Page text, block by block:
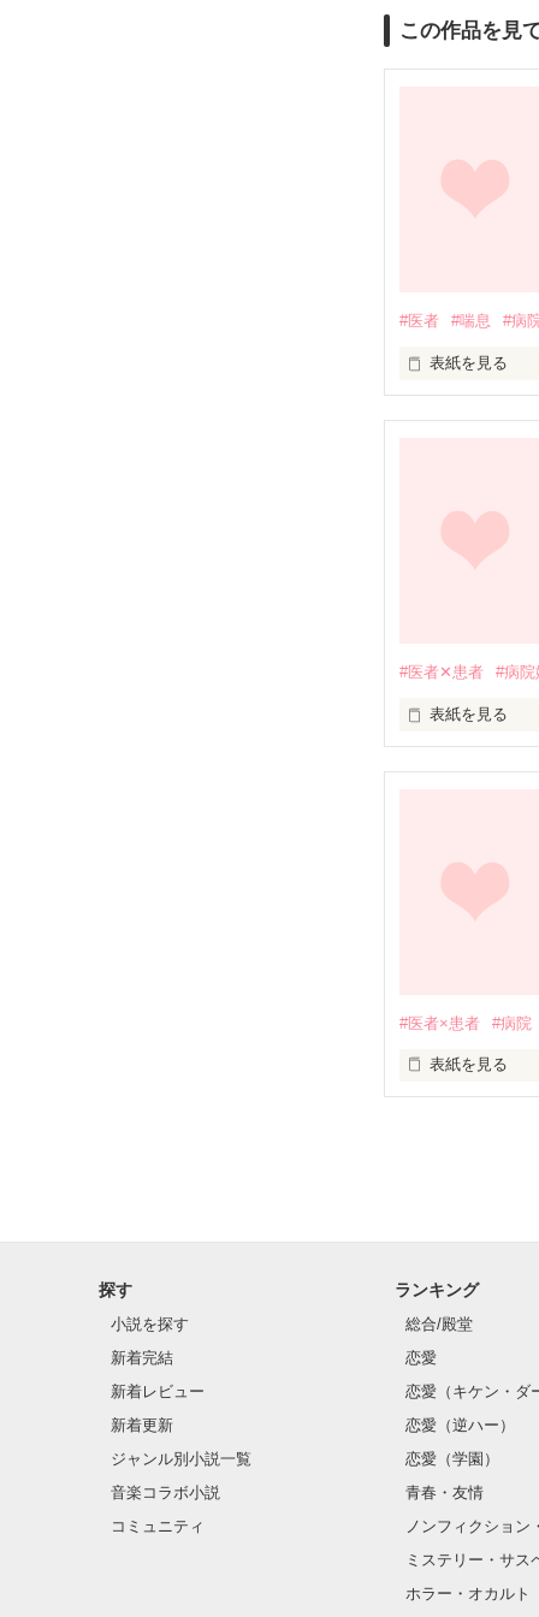
この作品を見
#医者 #喘息 #病
表紙を見る
新人小児科医
神木すず(ｶﾐｷｽ
呼吸器内科医
新庄暁(ｼﾝｼﾞｮｳ
病院嫌いで医者
#医者✕患者 #病院
表紙を見る
#医者×患者 #病院
表紙を見る
６人がくりなす
全作に引き続き
一年後のお話で
※注意※
この作品は my
my sweet loveを
探す
小説を探す
新着完結
新着レビュー
新着更新
ジャンル別小説一覧
音楽コラボ小説
コミュニティ
ランキング
総合/殿堂
恋愛
恋愛（キケン・ダ
恋愛（逆ハー）
恋愛（学園）
青春・友情
ノンフィクション
ミステリー・サス
ホラー・オカルト